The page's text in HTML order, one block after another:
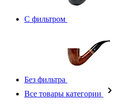
С фильтром
Без фильтра
Все товары категории